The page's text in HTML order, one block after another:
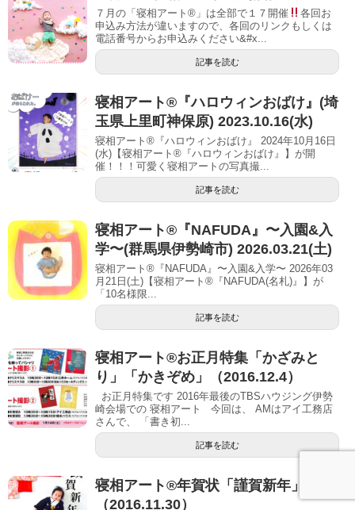
７月の「寝相アート®」は全部で１７開催
各回お
申込み方法が違いますので、各回のリンクもしくは
電話番号からお申込みください&#x...
記事を読む
寝相アート®︎『ハロウィンおばけ』(埼
玉県上里町神保原) 2023.10.16(水)
寝相アート®『ハロウィンおばけ』 2024年10月16日
(水)【寝相アート®︎『ハロウィンおばけ』】が開
催！！！可愛く寝相アートの写真撮...
記事を読む
寝相アート®︎『NAFUDA』〜入園&入
学〜(群馬県伊勢崎市) 2026.03.21(土)
寝相アート®『NAFUDA』〜入園&入学〜 2026年03
月21日(土)【寝相アート®︎『NAFUDA(名札)』】が
「10名様限...
記事を読む
寝相アート®お正月特集「かざみと
り」「かきぞめ」（2016.12.4）
お正月特集です 2016年最後のTBSハウジング伊勢
崎会場での 寝相アート 今回は、 AMはアイ工務店
さんで、 「書き初...
記事を読む
寝相アート®年賀状「謹賀新年」
（2016.11.30）